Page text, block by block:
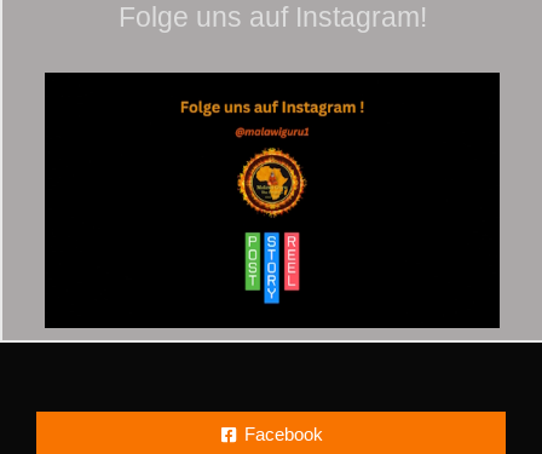
Folge uns auf Instagram!
Facebook